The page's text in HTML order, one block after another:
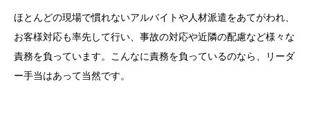
ほとんどの現場で慣れないアルバイトや人材派遣をあてがわれ、
お客様対応も率先して行い、事故の対応や近隣の配慮など様々な
責務を負っています。こんなに責務を負っているのなら、リーダ
ー手当はあって当然です。